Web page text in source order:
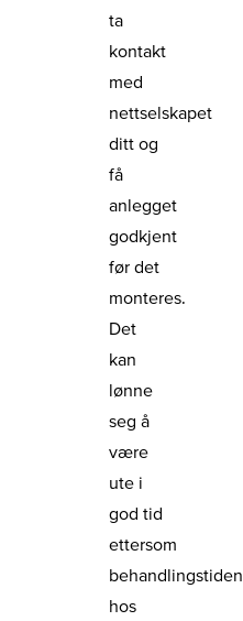
ta
kontakt
med
nettselskapet
ditt og
få
anlegget
godkjent
før det
monteres.
Det
kan
lønne
seg å
være
ute i
god tid
ettersom
behandlingstiden
hos